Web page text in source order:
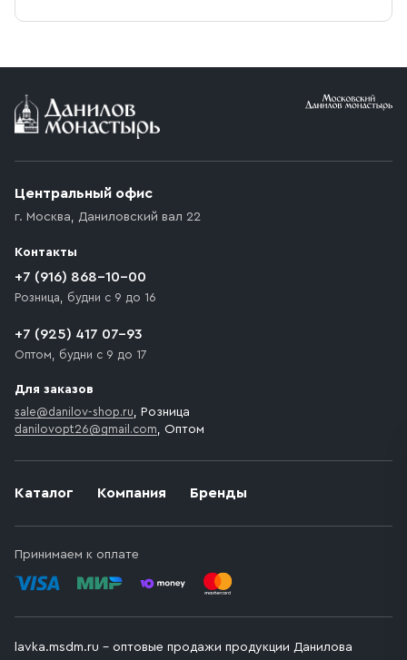
Каталог Компания Бренды
Принимаем к оплате
Центральный офис
г. Москва, Даниловский вал 22
Контакты
+7 (916) 868-10-00
Розница, будни с 9 до 16
+7 (925) 417 07-93
Оптом, будни с 9 до 17
Для заказов
sale@danilov-shop.ru, Розница
danilovopt26@gmail.com, Оптом
lavka.msdm.ru – оптовые продажи продукции Данилова